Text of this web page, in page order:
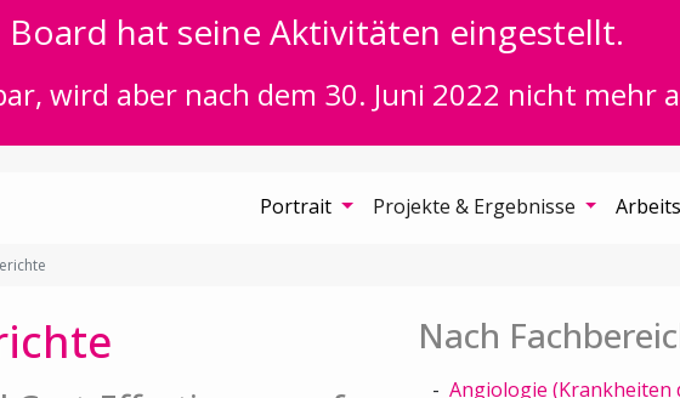
Board hat seine Aktivitäten eingestellt.
wird aber nach dem 30. Juni 2022 nicht mehr
Portrait Projekte & Ergebnisse
Nach
Angiologie (Krankheiten